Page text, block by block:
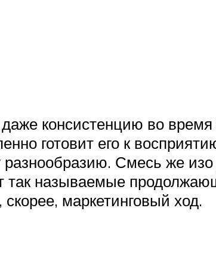
консистенцию во
готовит его к
Смесь же
так называемые
маркетинговый ход.